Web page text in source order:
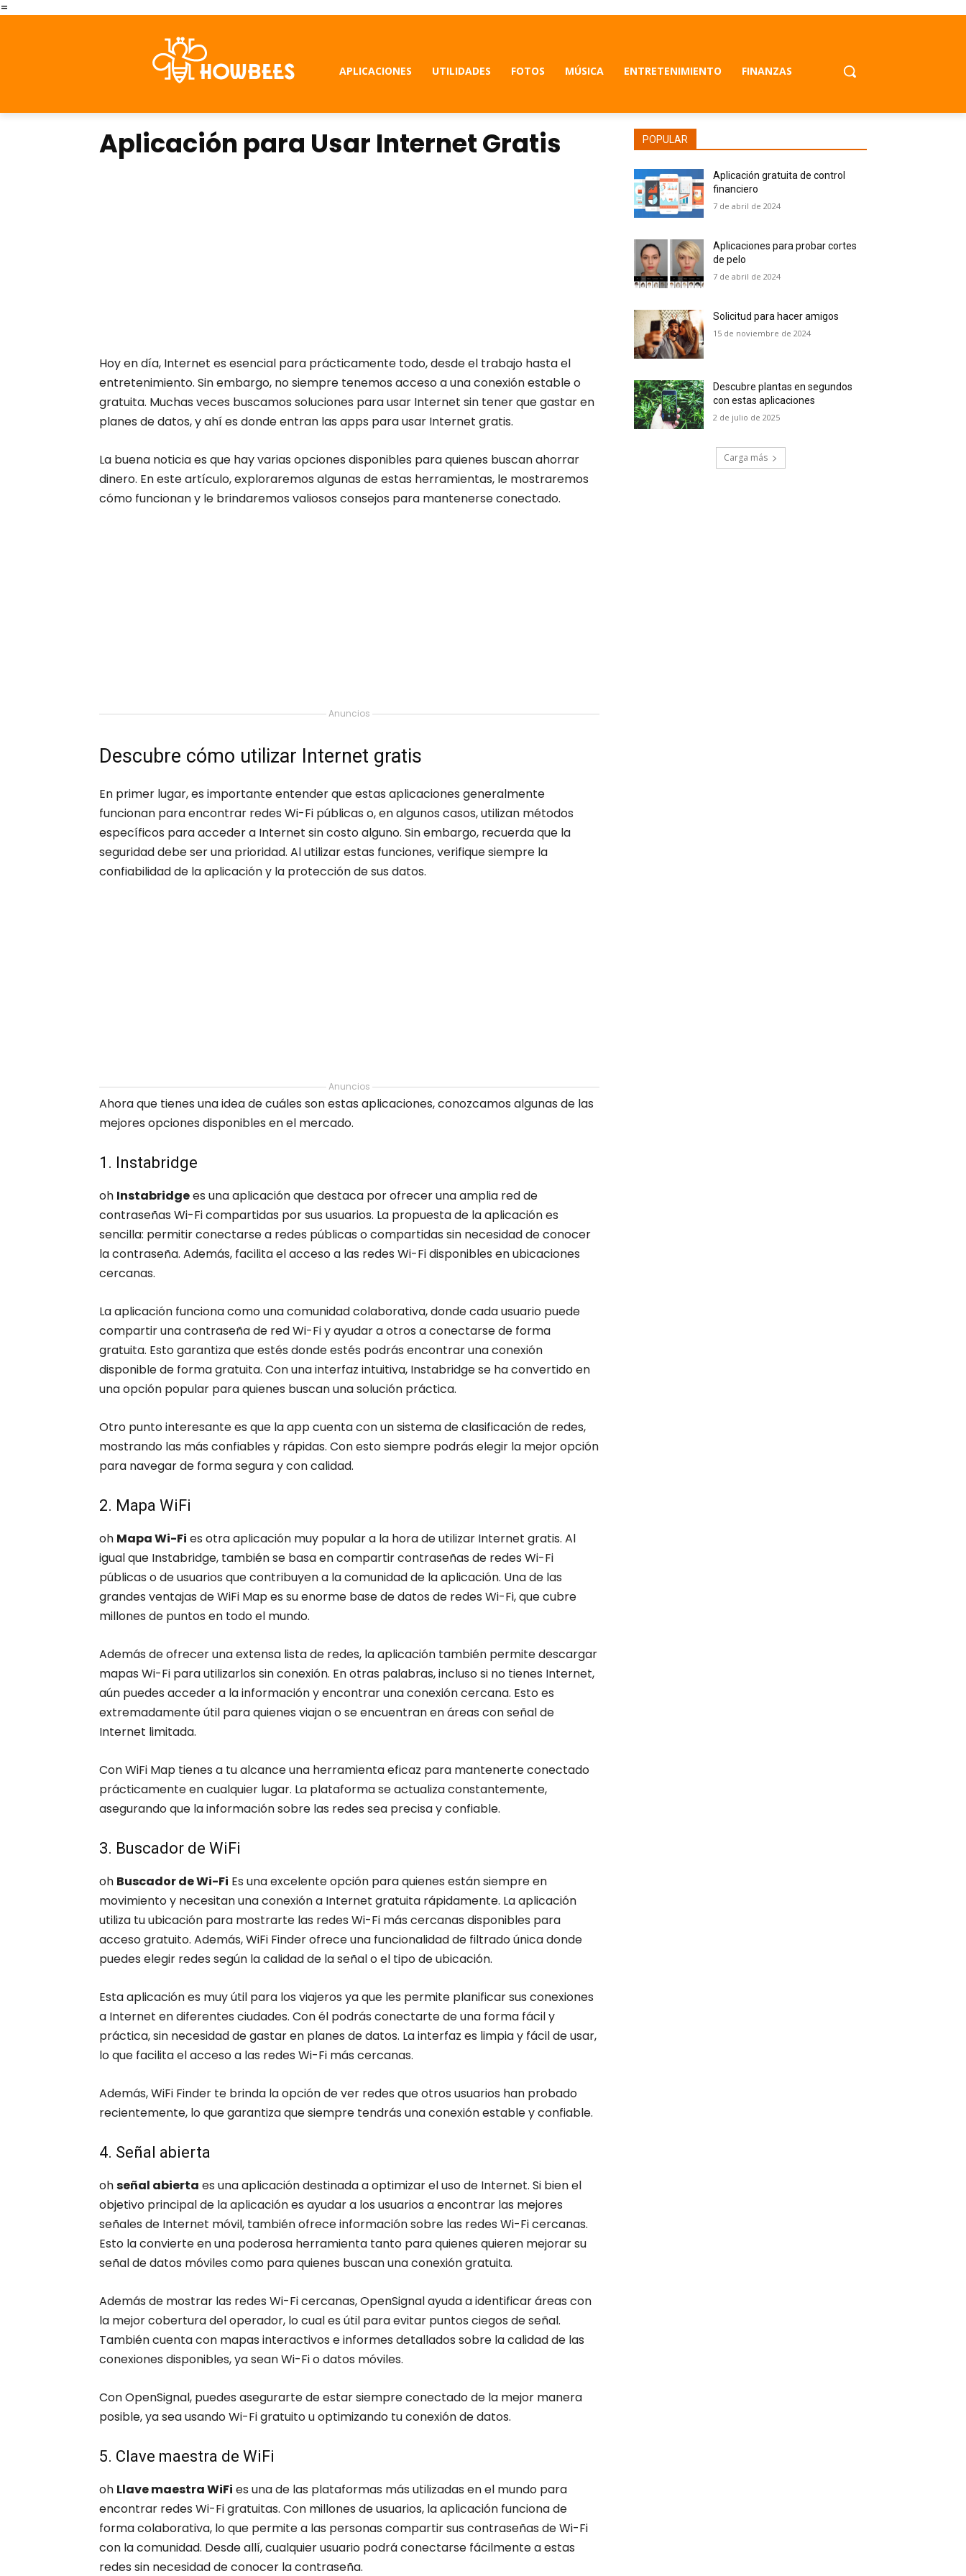
=
APLICACIONES UTILIDADES FOTOS MÚSICA ENTRETENIMIENTO FINANZAS
Aplicación para Usar Internet Gratis
Hoy en día, Internet es esencial para prácticamente todo, desde el trabajo hasta el
entretenimiento. Sin embargo, no siempre tenemos acceso a una conexión estable o
gratuita. Muchas veces buscamos soluciones para usar Internet sin tener que gastar en
planes de datos, y ahí es donde entran las apps para usar Internet gratis.
La buena noticia es que hay varias opciones disponibles para quienes buscan ahorrar
dinero. En este artículo, exploraremos algunas de estas herramientas, le mostraremos
cómo funcionan y le brindaremos valiosos consejos para mantenerse conectado.
Anuncios
Descubre cómo utilizar Internet gratis
En primer lugar, es importante entender que estas aplicaciones generalmente
funcionan para encontrar redes Wi-Fi públicas o, en algunos casos, utilizan métodos
específicos para acceder a Internet sin costo alguno. Sin embargo, recuerda que la
seguridad debe ser una prioridad. Al utilizar estas funciones, verifique siempre la
confiabilidad de la aplicación y la protección de sus datos.
Anuncios
Ahora que tienes una idea de cuáles son estas aplicaciones, conozcamos algunas de las
mejores opciones disponibles en el mercado.
1. Instabridge
oh Instabridgees una aplicación que destaca por ofrecer una amplia red de
contraseñas Wi-Fi compartidas por sus usuarios. La propuesta de la aplicación es
sencilla: permitir conectarse a redes públicas o compartidas sin necesidad de conocer
la contraseña. Además, facilita el acceso a las redes Wi-Fi disponibles en ubicaciones
cercanas.
La aplicación funciona como una comunidad colaborativa, donde cada usuario puede
compartir una contraseña de red Wi-Fi y ayudar a otros a conectarse de forma
gratuita. Esto garantiza que estés donde estés podrás encontrar una conexión
disponible de forma gratuita. Con una interfaz intuitiva, Instabridge se ha convertido en
una opción popular para quienes buscan una solución práctica.
Otro punto interesante es que la app cuenta con un sistema de clasificación de redes,
mostrando las más confiables y rápidas. Con esto siempre podrás elegir la mejor opción
para navegar de forma segura y con calidad.
2. Mapa WiFi
oh Mapa Wi-Fi es otra aplicación muy popular a la hora de utilizar Internet gratis. Al
igual que Instabridge, también se basa en compartir contraseñas de redes Wi-Fi
públicas o de usuarios que contribuyen a la comunidad de la aplicación. Una de las
grandes ventajas de WiFi Map es su enorme base de datos de redes Wi-Fi, que cubre
millones de puntos en todo el mundo.
Además de ofrecer una extensa lista de redes, la aplicación también permite descargar
mapas Wi-Fi para utilizarlos sin conexión. En otras palabras, incluso si no tienes Internet,
aún puedes acceder a la información y encontrar una conexión cercana. Esto es
extremadamente útil para quienes viajan o se encuentran en áreas con señal de
Internet limitada.
Con WiFi Map tienes a tu alcance una herramienta eficaz para mantenerte conectado
prácticamente en cualquier lugar. La plataforma se actualiza constantemente,
asegurando que la información sobre las redes sea precisa y confiable.
3. Buscador de WiFi
oh Buscador de Wi-Fi Es una excelente opción para quienes están siempre en
movimiento y necesitan una conexión a Internet gratuita rápidamente. La aplicación
utiliza tu ubicación para mostrarte las redes Wi-Fi más cercanas disponibles para
acceso gratuito. Además, WiFi Finder ofrece una funcionalidad de filtrado única donde
puedes elegir redes según la calidad de la señal o el tipo de ubicación.
Esta aplicación es muy útil para los viajeros ya que les permite planificar sus conexiones
a Internet en diferentes ciudades. Con él podrás conectarte de una forma fácil y
práctica, sin necesidad de gastar en planes de datos. La interfaz es limpia y fácil de usar,
lo que facilita el acceso a las redes Wi-Fi más cercanas.
Además, WiFi Finder te brinda la opción de ver redes que otros usuarios han probado
recientemente, lo que garantiza que siempre tendrás una conexión estable y confiable.
4. Señal abierta
ohseñal abierta es una aplicación destinada a optimizar el uso de Internet. Si bien el
objetivo principal de la aplicación es ayudar a los usuarios a encontrar las mejores
señales de Internet móvil, también ofrece información sobre las redes Wi-Fi cercanas.
Esto la convierte en una poderosa herramienta tanto para quienes quieren mejorar su
señal de datos móviles como para quienes buscan una conexión gratuita.
Además de mostrar las redes Wi-Fi cercanas, OpenSignal ayuda a identificar áreas con
la mejor cobertura del operador, lo cual es útil para evitar puntos ciegos de señal.
También cuenta con mapas interactivos e informes detallados sobre la calidad de las
conexiones disponibles, ya sean Wi-Fi o datos móviles.
Con OpenSignal, puedes asegurarte de estar siempre conectado de la mejor manera
posible, ya sea usando Wi-Fi gratuito u optimizando tu conexión de datos.
5. Clave maestra de WiFi
oh Llave maestra WiFi es una de las plataformas más utilizadas en el mundo para
encontrar redes Wi-Fi gratuitas. Con millones de usuarios, la aplicación funciona de
forma colaborativa, lo que permite a las personas compartir sus contraseñas de Wi-Fi
con la comunidad. Desde allí, cualquier usuario podrá conectarse fácilmente a estas
redes sin necesidad de conocer la contraseña.
POPULAR
Aplicación gratuita de control
financiero
7 de abril de 2024
Aplicaciones para probar cortes
de pelo
7 de abril de 2024
Solicitud para hacer amigos
15 de noviembre de 2024
Descubre plantas en segundos
con estas aplicaciones
2 de julio de 2025
Carga más